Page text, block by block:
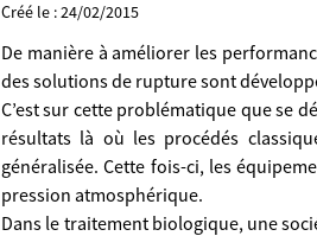
Créé le : 24/02/2015
De manière à améliorer les
des solutions de rupture sont
C’est sur cette problématique que se
résultats là où les procédés
généralisée. Cette fois-ci, les
pression atmosphérique.
Dans le traitement biologique, une